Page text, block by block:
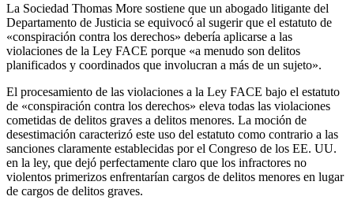
La Sociedad Thomas More sostiene que un abogado litigante del
Departamento de Justicia se equivocó al sugerir que el estatuto de
«conspiración contra los derechos» debería aplicarse a las
violaciones de la Ley FACE porque «a menudo son delitos
planificados y coordinados que involucran a más de un sujeto».
El procesamiento de las violaciones a la Ley FACE bajo el estatuto
de «conspiración contra los derechos» eleva todas las violaciones
cometidas de delitos graves a delitos menores. La moción de
desestimación caracterizó este uso del estatuto como contrario a las
sanciones claramente establecidas por el Congreso de los EE. UU.
en la ley, que dejó perfectamente claro que los infractores no
violentos primerizos enfrentarían cargos de delitos menores en lugar
de cargos de delitos graves.